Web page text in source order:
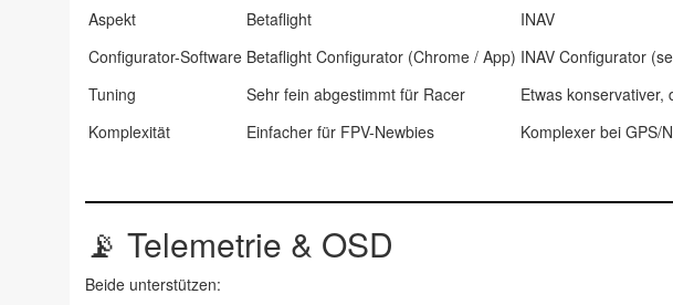
Aspekt Betaflight
INAV
Configurator-Software Betaflight Configurator (Chrome / App) INAV Configurator
Tuning
Sehr fein abgestimmt für Racer
Etwas konservativer,
Komplexität
Einfacher für FPV-Newbies Komplexer bei GPS/
📡 Telemetrie & OSD
Beide unterstützen: